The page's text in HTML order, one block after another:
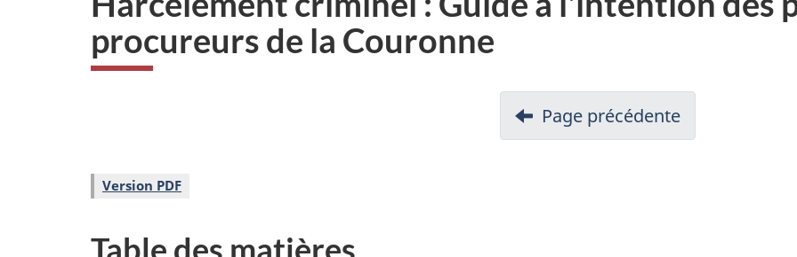
i
o
n
procureurs de la Couronne
Page précédente
Version PDF